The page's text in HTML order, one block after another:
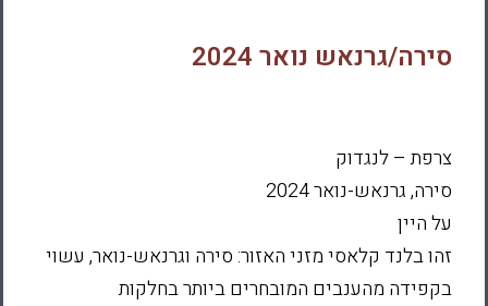
סירה/גרנאש נואר 2024
צרפת – לנגדוק
סירה, גרנאש-נואר 2024
על היין
זהו בלנד קלאסי מזני האזור: סירה וגרנאש-נואר, עשוי
בקפידה מהענבים המובחרים ביותר בחלקות